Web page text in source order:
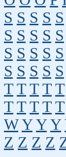
S S S S S
S S S S S
S S S S S
S S S S S
T T T T T
T T T T T
W Y Y Y
Z Z Z Z